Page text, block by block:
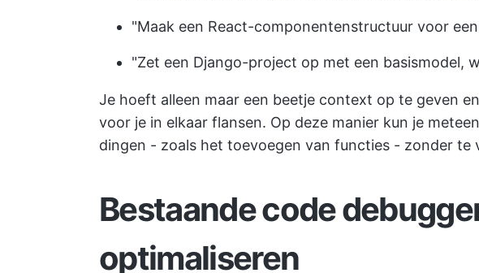
"Maak een React-componentenstructuur voor
"Zet een Django-project op met een basismodel,
Je hoeft alleen maar een beetje context op te geven
voor je in elkaar flansen. Op deze manier kun je
dingen - zoals het toevoegen van functies - zonder te
Bestaande code
optimaliseren